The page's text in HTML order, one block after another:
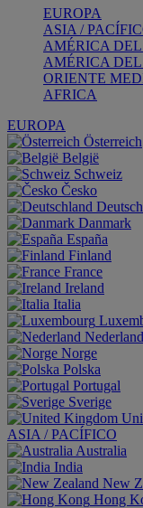
EUROPA
ASIA /
AMÉRICA DEL
AMÉRICA DEL
ORIENTE
AFRICA
EUROPA
Österreich
België
Schweiz
Česko
Danmark
España
Finland
France
Ireland
Italia
Nederland
Norge
Polska
Portugal
Sverige
ASIA / PACÍFICO
Australia
India
New
Hong